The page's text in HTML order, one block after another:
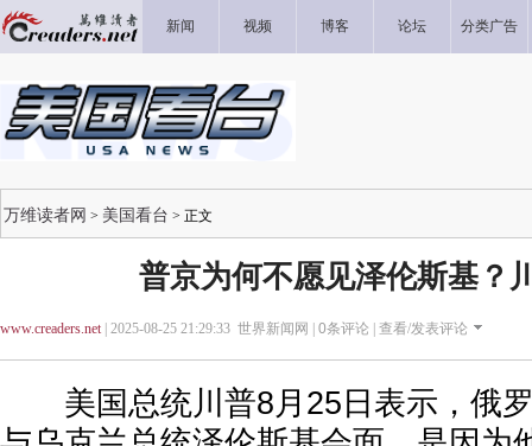
新闻 视频 博客 论坛 分类广告
万维读者网 > 美国看台 > 正文
普京为何不愿见泽伦斯基？
www.creaders.net| 2025-08-25 21:29:33 世界新闻网 | 0条评论 | 查看/发表评论
美国总统川普8月25日表示，俄罗